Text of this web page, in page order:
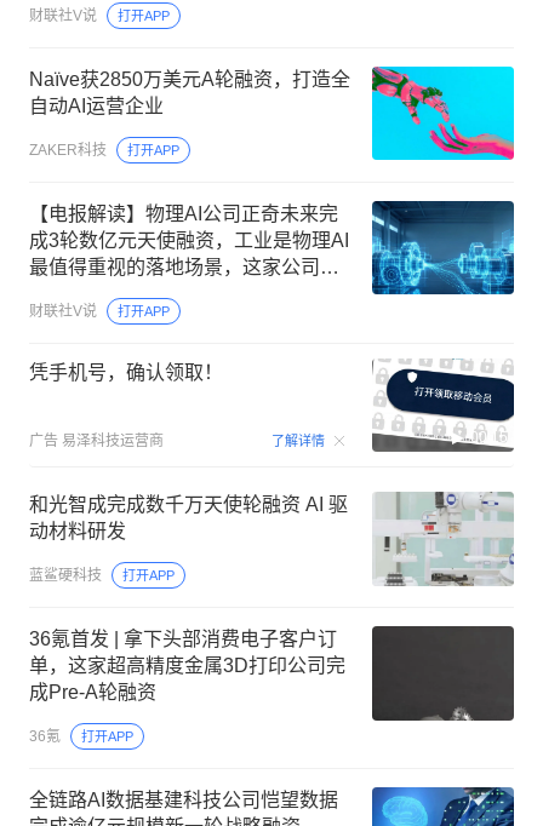
发的AI药物设计平台覆盖新药早期研
财联社V说 打开APP
Naïve获2850万美元A轮融资，打造全
自动AI运营企业
ZAKER科技 打开APP
【电报解读】物理AI公司正奇未来完
成3轮数亿元天使融资，工业是物理AI
最值得重视的落地场景，这家公司已
发布对标英伟达Omniverse的工业级物
理AI平台
财联社V说 打开APP
凭手机号，确认领取！
广告 易泽科技运营商 了解详情 00:15
和光智成完成数千万天使轮融资 AI 驱
动材料研发
蓝鲨硬科技 打开APP
36氪首发 | 拿下头部消费电子客户订
单，这家超高精度金属3D打印公司完
成Pre-A轮融资
36氪 打开APP
全链路AI数据基建科技公司恺望数据